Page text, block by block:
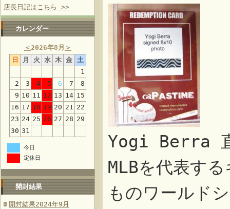
店長日記はこちら >>
カレンダー
＜2026年8月 ＞
日
月 火 水 木 金 土
1
2
3 4 5 6 7
8
9 10 11 12 13 14 15
16 17 18 19 20 21 22
23 24 25 26 27 28 29
30 31
今日
定休日
開封結果
開封結果2024年9月
Yogi Berra 直
MLBを代表す
ものワールド